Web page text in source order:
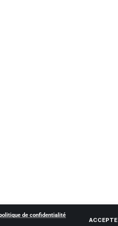
de confidentialité